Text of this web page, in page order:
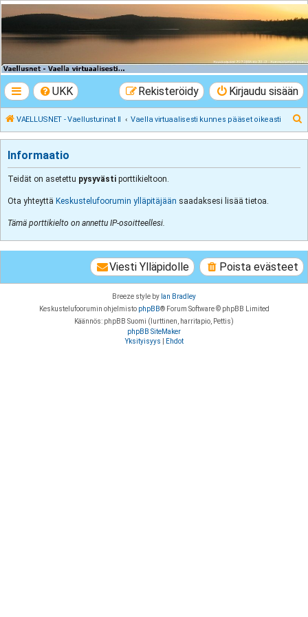
VAELLUSNET -
Vaellusturinat II
UKK Kirjaudu sisään
Rekisteröidy
VAELLUSNET - Vaellusturinat II Vaella virtuaalisesti kunnes pääset oikeasti
Informaatio
Teidät on asetettu pysyvästi porttikieltoon.
Ota yhteyttä Keskustelufoorumin ylläpitäjään saadaksesi lisää tietoa.
Tämä porttikielto on annettu IP-osoitteellesi.
Poista evästeet
Viesti Ylläpidolle
Breeze style by Ian Bradley
Keskustelufoorumin ohjelmisto phpBB® Forum Software © phpBB Limited
Käännös: phpBB Suomi (lurttinen, harritapio, Pettis)
phpBB SiteMaker
Yksityisyys
Ehdot